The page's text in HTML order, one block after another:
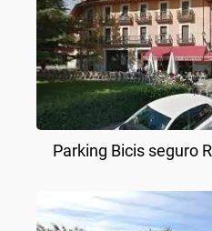
Parking Bicis seguro